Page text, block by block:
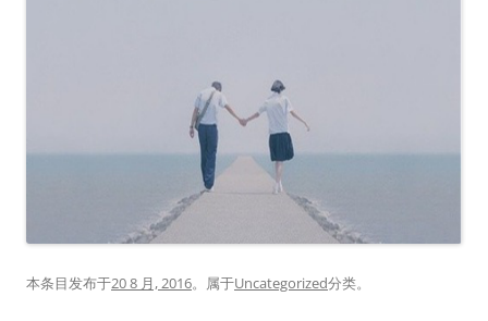
本条目发布于20 8 月, 2016。属于Uncategorized分类。